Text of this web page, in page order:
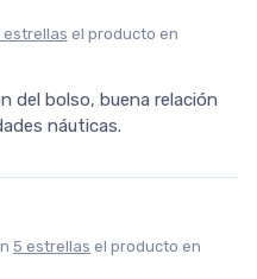
estrellas el producto en
del bolso, buena relación
náuticas.
5 estrellas el producto en